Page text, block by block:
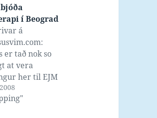
í Beograd
á
er tað nok so
at vera
her til EJM
hava svimjarar
veruliga gera